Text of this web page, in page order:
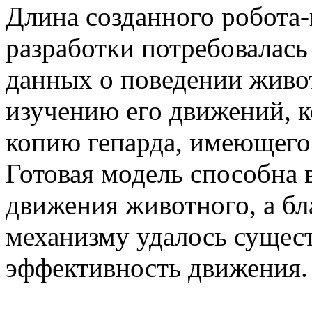
Длина созданного
разработки
данных о поведении
изучению его движений,
копию гепарда, имеющего
Готовая модель способна
движения животного, а
механизму удалось
эффективность движения.